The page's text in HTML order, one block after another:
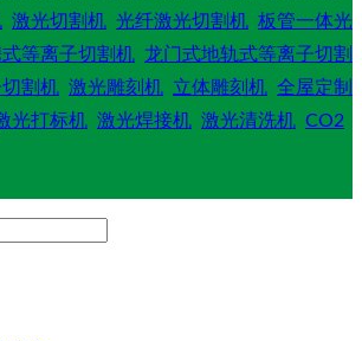
激光切割机 光纤激光切割机 板管一体光
等离子切割机 龙门式地轨式等离子切割
割机 激光雕刻机 立体雕刻机 全屋定制
光打标机 激光焊接机 激光清洗机 CO2